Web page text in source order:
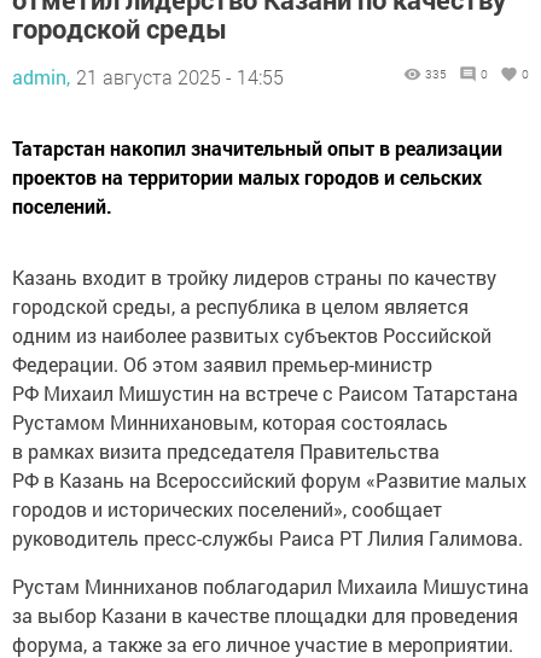
городской среды
admin, 21 августа 2025 - 14:55 335 0 0
Татарстан накопил значительный опыт в реализации
проектов на территории малых городов и сельских
поселений.
Казань входит в тройку лидеров страны по качеству
городской среды, а республика в целом является
одним из наиболее развитых субъектов Российской
Федерации. Об этом заявил премьер-министр
РФ Михаил Мишустин на встрече с Раисом Татарстана
Рустамом Миннихановым, которая состоялась
в рамках визита председателя Правительства
РФ в Казань на Всероссийский форум «Развитие малых
городов и исторических поселений», сообщает
руководитель пресс-службы Раиса РТ Лилия Галимова.
Рустам Минниханов поблагодарил Михаила Мишустина
за выбор Казани в качестве площадки для проведения
форума, а также за его личное участие в мероприятии.